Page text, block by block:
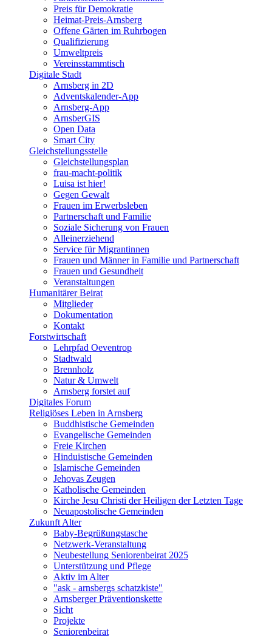
Preis für Demokratie
Heimat-Preis-Arnsberg
Offene Gärten im Ruhrbogen
Qualifizierung
Umweltpreis
Vereinsstammtisch
Digitale Stadt
Arnsberg in 2D
Adventskalender-App
Arnsberg-App
ArnsberGIS
Open Data
Smart City
Gleichstellungsstelle
Gleichstellungsplan
frau-macht-politik
Luisa ist hier!
Gegen Gewalt
Frauen im Erwerbsleben
Partnerschaft und Familie
Soziale Sicherung von Frauen
Alleinerziehend
Service für Migrantinnen
Frauen und Männer in Familie und Partnerschaft
Frauen und Gesundheit
Veranstaltungen
Humanitärer Beirat
Mitglieder
Dokumentation
Kontakt
Forstwirtschaft
Lehrpfad Oeventrop
Stadtwald
Brennholz
Natur & Umwelt
Arnsberg forstet auf
Digitales Forum
Religiöses Leben in Arnsberg
Buddhistische Gemeinden
Evangelische Gemeinden
Freie Kirchen
Hinduistische Gemeinden
Islamische Gemeinden
Jehovas Zeugen
Katholische Gemeinden
Kirche Jesu Christi der Heiligen der Letzten Tage
Neuapostolische Gemeinden
Zukunft Alter
Baby-Begrüßungstasche
Netzwerk-Veranstaltung
Neubestellung Seniorenbeirat 2025
Unterstützung und Pflege
Aktiv im Alter
"ask - arnsbergs schatzkiste"
Arnsberger Präventionskette
Sicht
Projekte
Seniorenbeirat